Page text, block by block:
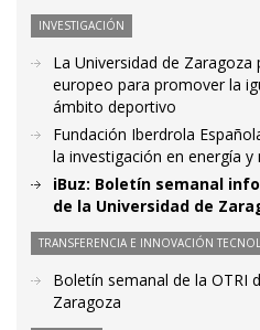
INVESTIGACIÓN
La Universidad de
europeo para promover la
ámbito deportivo
Fundación Iberdrola
la investigación en energía
iBuz: Boletín semanal
de la Universidad de
TRANSFERENCIA E INNOVACIÓN
Boletín semanal de la OTRI
Zaragoza